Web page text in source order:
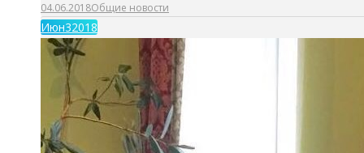
04.06.2018Общие новости
Июн32018